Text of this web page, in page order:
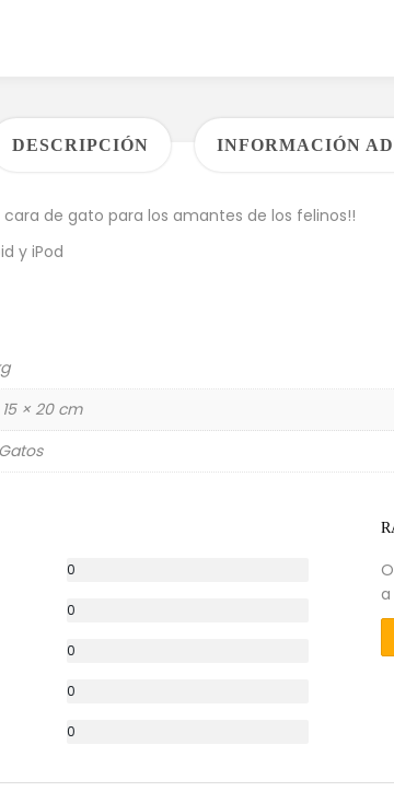
DESCRIPCIÓN INFORMACIÓN
de gato para los amantes de los felinos!!
y iPod
× 20 cm
Gatos
0
0
0
0
0